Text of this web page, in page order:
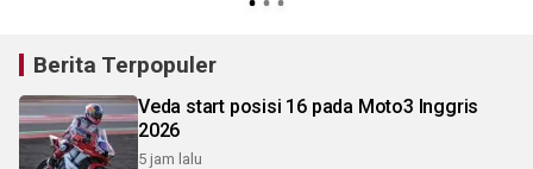
Berita Terpopuler
Veda start posisi 16 pada Moto3 Inggris
2026
5 jam lalu